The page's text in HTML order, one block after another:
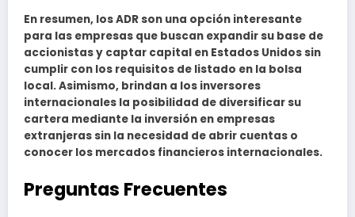
En resumen, los ADR son una opción interesante
para las empresas que buscan expandir su base de
accionistas y captar capital en Estados Unidos sin
cumplir con los requisitos de listado en la bolsa
local. Asimismo, brindan a los inversores
internacionales la posibilidad de diversificar su
cartera mediante la inversión en empresas
extranjeras sin la necesidad de abrir cuentas o
conocer los mercados financieros internacionales.
Preguntas Frecuentes